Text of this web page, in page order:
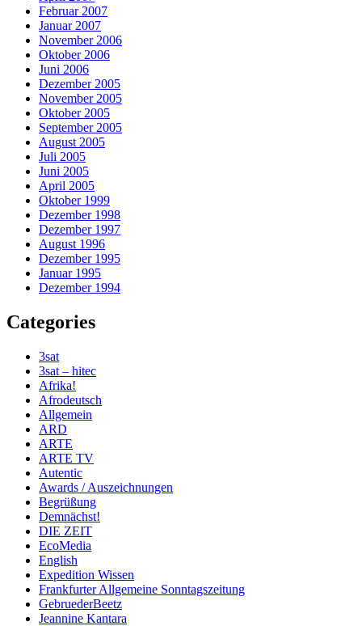
Februar 2007
Januar 2007
November 2006
Oktober 2006
Juni 2006
Dezember 2005
November 2005
Oktober 2005
September 2005
August 2005
Juli 2005
Juni 2005
April 2005
Oktober 1999
Dezember 1998
Dezember 1997
August 1996
Dezember 1995
Januar 1995
Dezember 1994
Categories
3sat
3sat – hitec
Afrika!
Afrodeutsch
Allgemein
ARD
ARTE
ARTE TV
Autentic
Awards / Auszeichnungen
Begrüßung
Demnächst!
DIE ZEIT
EcoMedia
English
Expedition Wissen
Frankfurter Allgemeine Sonntagszeitung
GebruederBeetz
Jeannine Kantara